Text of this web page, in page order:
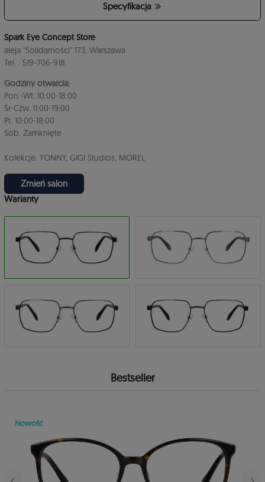
Specyfikacja
Spark Eye Concept Store
aleja "Solidarności" 173, Warszawa
Tel. : 519-706-918
Godziny otwarcia:
Zmień salon
Pon.-Wt. 10:00-18:00
Śr-Czw. 11:00-19:00
Pt. 10:00-18:00
Sob. Zamknięte
Kolekcje: TONNY, GIGI Studios, MOREL
Warianty
Bestseller
Nowość